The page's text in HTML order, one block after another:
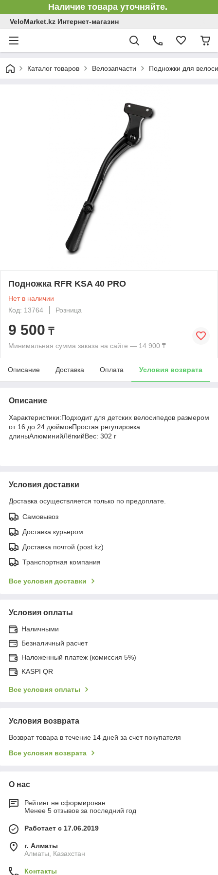
Наличие товара уточняйте.
VeloMarket.kz Интернет-магазин
Каталог товаров Велозапчасти Подножки для
Подножка RFR KSA 40 PRO
Нет в наличии
Код: 13764
Розница
9 500 ₸
Минимальная сумма заказа на сайте — 14 900 ₸
Описание Доставка Оплата Условия возврата
Описание
Характеристики:Подходит для детских велосипедов размером
от 16 до 24 дюймовПростая регулировка
длиныАлюминийЛёгкийВес: 302 г
Условия доставки
Доставка осуществляется только по предоплате.
Самовывоз
Доставка курьером
Доставка почтой (post.kz)
Транспортная компания
Все условия доставки
Условия оплаты
Наличными
Безналичный расчет
Наложенный платеж (комиссия 5%)
KASPI QR
Все условия оплаты
Условия возврата
Возврат товара в течение 14 дней за счет покупателя
Все условия возврата
О нас
Рейтинг не сформирован
Менее 5 отзывов за последний год
Работает с 17.06.2019
г. Алматы
Алматы, Казахстан
Контакты